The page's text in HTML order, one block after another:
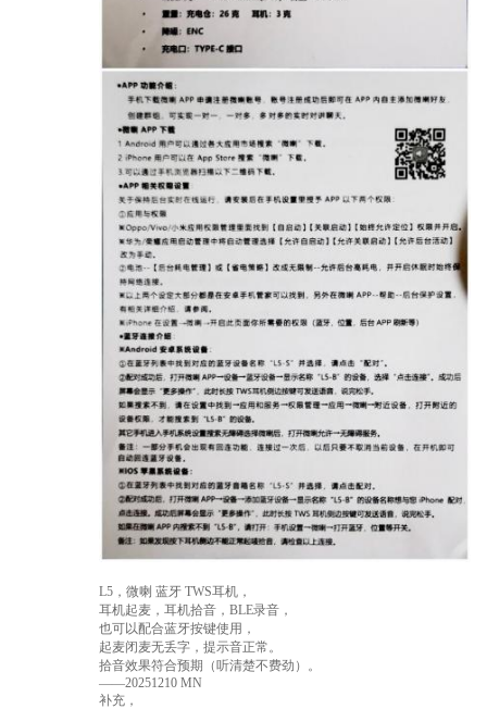
L5，微喇 蓝牙 TWS耳机，
耳机起麦，耳机拾音，BLE录音，
也可以配合蓝牙按键使用，
起麦闭麦无丢字，提示音正常。
拾音效果符合预期（听清楚不费劲）。
——20251210 MN
补充，